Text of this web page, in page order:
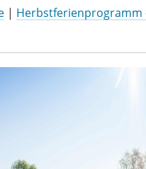
| Herbstferienprogramm